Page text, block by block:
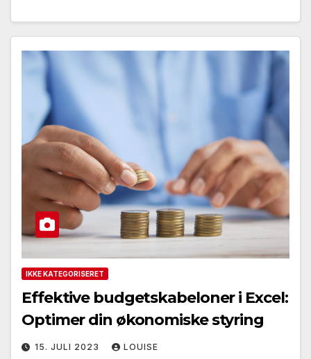
IKKE KATEGORISERET
Effektive budgetskabeloner i Excel:
Optimer din økonomiske styring
15. JULI 2023 LOUISE